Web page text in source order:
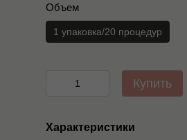
Объем
1 упаковка/20 процедур
Купить
Характеристики